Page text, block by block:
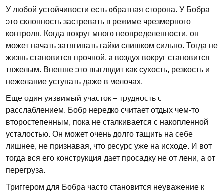
У любой устойчивости есть обратная сторона. У Бобра
это склонность застревать в режиме чрезмерного
контроля. Когда вокруг много неопределенности, он
может начать затягивать гайки слишком сильно. Тогда не
жизнь становится прочной, а воздух вокруг становится
тяжелым. Внешне это выглядит как сухость, резкость и
нежелание уступать даже в мелочах.
Еще один уязвимый участок – трудность с
расслаблением. Бобр нередко считает отдых чем-то
второстепенным, пока не сталкивается с накопленной
усталостью. Он может очень долго тащить на себе
лишнее, не признавая, что ресурс уже на исходе. И вот
тогда вся его конструкция дает просадку не от лени, а от
перегруза.
Триггером для Бобра часто становится неуважение к